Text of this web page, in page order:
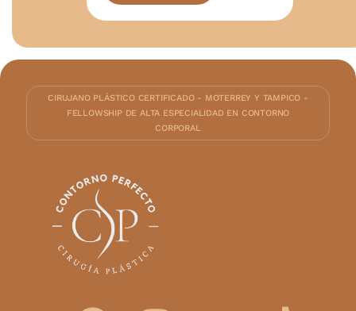
CIRUJANO PLÁSTICO CERTIFICADO - MOTERREY Y TAMPICO -
FELLOWSHIP DE ALTA ESPECIALIDAD EN CONTORNO
CORPORAL